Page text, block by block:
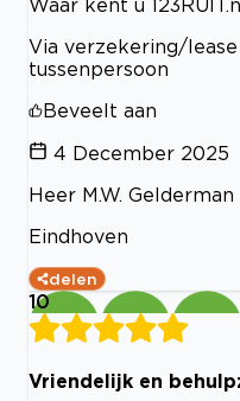
Waar kent u
Via verzekering/
tussenpersoon
Beveelt aan
4 December 2025
Heer M.W. Gelderman
Eindhoven
delen
10
Vriendelijk en